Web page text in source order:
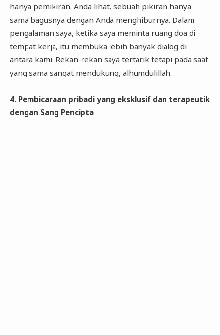
hanya pemikiran. Anda lihat, sebuah pikiran hanya
sama bagusnya dengan Anda menghiburnya. Dalam
pengalaman saya, ketika saya meminta ruang doa di
tempat kerja, itu membuka lebih banyak dialog di
antara kami. Rekan-rekan saya tertarik tetapi pada saat
yang sama sangat mendukung, alhumdulillah.
4. Pembicaraan pribadi yang eksklusif dan terapeutik
dengan Sang Pencipta